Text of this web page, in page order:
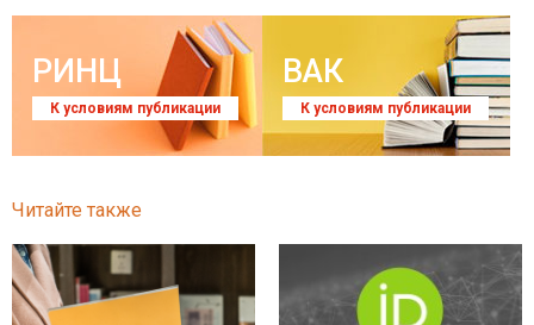
РИНЦ
К условиям публикации
ВАК
К условиям публикации
Читайте также